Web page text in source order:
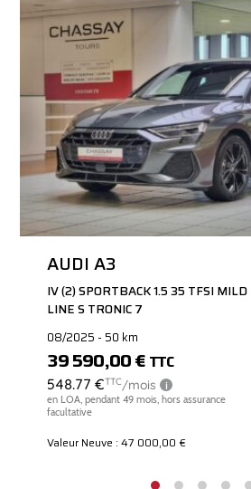
AUDI A3
IV (2) SPORTBACK 1.5 35 TFSI
LINE S TRONIC 7
08/2025 - 50 km
39 590,00 € TTC
Valeur Neuve : 47 000,00 €